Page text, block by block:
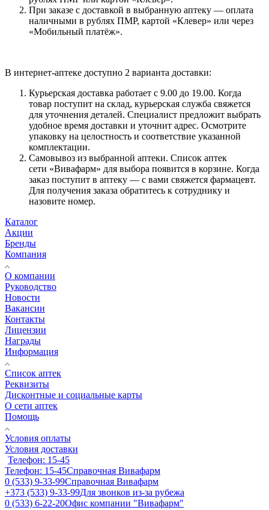
При заказе с доставкой в выбранную аптеку — оплата
наличными в рублях ПМР, картой «Клевер» или через
«Мобильный платёж».
В интернет-аптеке доступно 2 варианта доставки:
Курьерская доставка работает с 9.00 до 19.00. Когда
товар поступит на склад, курьерская служба свяжется
для уточнения деталей. Специалист предложит выбрать
удобное время доставки и уточнит адрес. Осмотрите
упаковку на целостность и соответствие указанной
комплектации.
Самовывоз из выбранной аптеки. Список аптек
сети «Вивафарм» для выбора появится в корзине. Когда
заказ поступит в аптеку — с вами свяжется фармацевт.
Для получения заказа обратитесь к сотруднику и
назовите номер.
Каталог
Акции
Бренды
Компания
О компании
Руководство
Новости
Вакансии
Контакты
Лицензии
Награды
Информация
Список аптек
Реквизиты
Дисконтные и социальные карты
О сети аптек
Помощь
Условия оплаты
Условия доставки
Телефон: 15-45
Телефон: 15-45Справочная Вивафарм
0 (533) 9-33-99Справочная Вивафарм
+373 (533) 9-33-99Для звонков из-за рубежа
0 (533) 6-22-20Офис компании "Вивафарм"